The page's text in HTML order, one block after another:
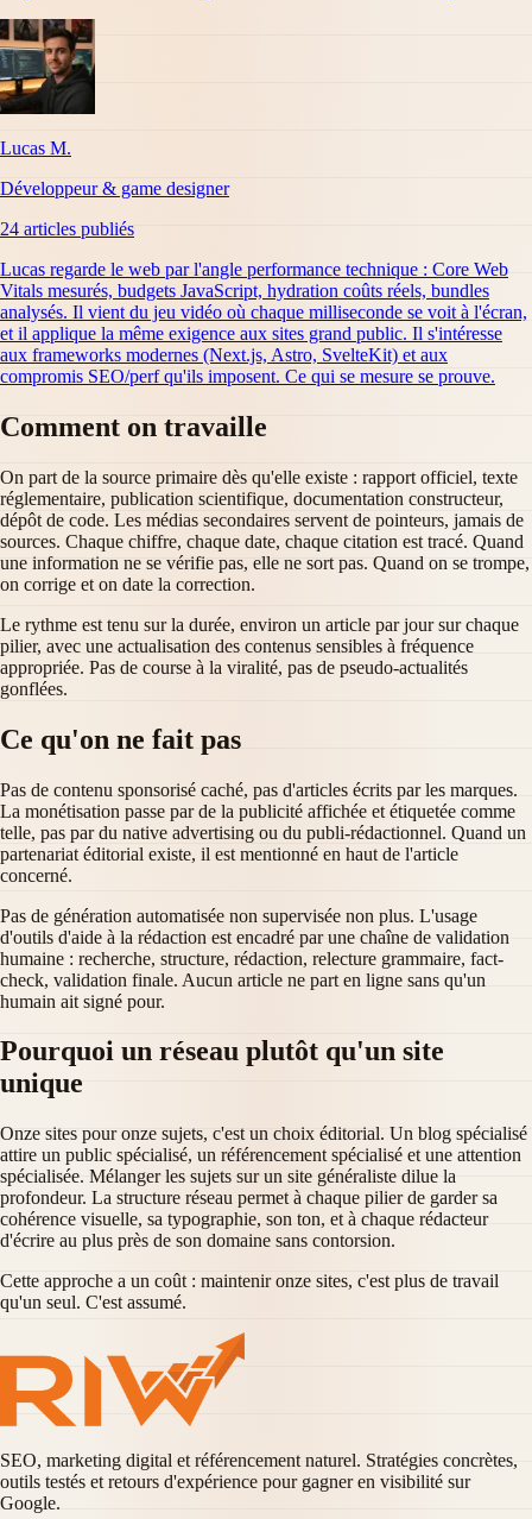
Lucas M.
Développeur & game designer
24 articles publiés
Lucas regarde le web par l'angle performance technique : Core Web
Vitals mesurés, budgets JavaScript, hydration coûts réels, bundles
analysés. Il vient du jeu vidéo où chaque milliseconde se voit à l'écran,
et il applique la même exigence aux sites grand public. Il s'intéresse
aux frameworks modernes (Next.js, Astro, SvelteKit) et aux
compromis SEO/perf qu'ils imposent. Ce qui se mesure se prouve.
Comment on travaille
On part de la source primaire dès qu'elle existe : rapport officiel, texte
réglementaire, publication scientifique, documentation constructeur,
dépôt de code. Les médias secondaires servent de pointeurs, jamais de
sources. Chaque chiffre, chaque date, chaque citation est tracé. Quand
une information ne se vérifie pas, elle ne sort pas. Quand on se trompe,
on corrige et on date la correction.
Le rythme est tenu sur la durée, environ un article par jour sur chaque
pilier, avec une actualisation des contenus sensibles à fréquence
appropriée. Pas de course à la viralité, pas de pseudo-actualités
gonflées.
Ce qu'on ne fait pas
Pas de contenu sponsorisé caché, pas d'articles écrits par les marques.
La monétisation passe par de la publicité affichée et étiquetée comme
telle, pas par du native advertising ou du publi-rédactionnel. Quand un
partenariat éditorial existe, il est mentionné en haut de l'article
concerné.
Pas de génération automatisée non supervisée non plus. L'usage
d'outils d'aide à la rédaction est encadré par une chaîne de validation
humaine : recherche, structure, rédaction, relecture grammaire, fact-
check, validation finale. Aucun article ne part en ligne sans qu'un
humain ait signé pour.
Pourquoi un réseau plutôt qu'un site
unique
Onze sites pour onze sujets, c'est un choix éditorial. Un blog spécialisé
attire un public spécialisé, un référencement spécialisé et une attention
spécialisée. Mélanger les sujets sur un site généraliste dilue la
profondeur. La structure réseau permet à chaque pilier de garder sa
cohérence visuelle, sa typographie, son ton, et à chaque rédacteur
d'écrire au plus près de son domaine sans contorsion.
Cette approche a un coût : maintenir onze sites, c'est plus de travail
qu'un seul. C'est assumé.
SEO, marketing digital et référencement naturel. Stratégies concrètes,
outils testés et retours d'expérience pour gagner en visibilité sur
Google.